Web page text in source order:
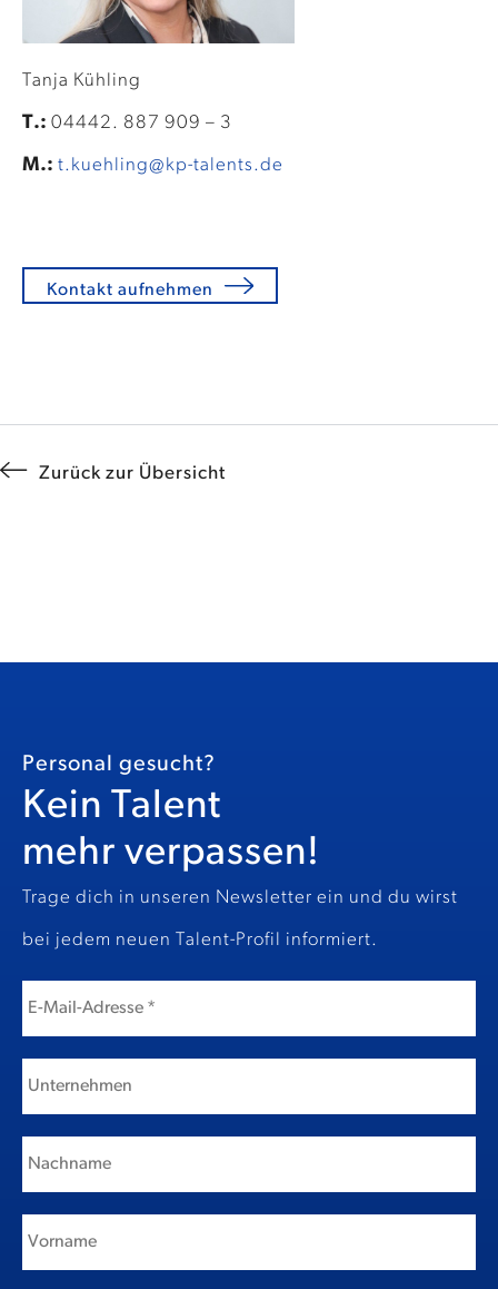
Tanja Kühling
T.: 04442. 887 909 – 3
M.: t.kuehling@kp-talents.de
Kontakt aufnehmen
Zurück zur Übersicht
Personal gesucht?
Kein Talent
mehr verpassen!
Trage dich in unseren Newsletter ein und du wirst
bei jedem neuen Talent-Profil informiert.